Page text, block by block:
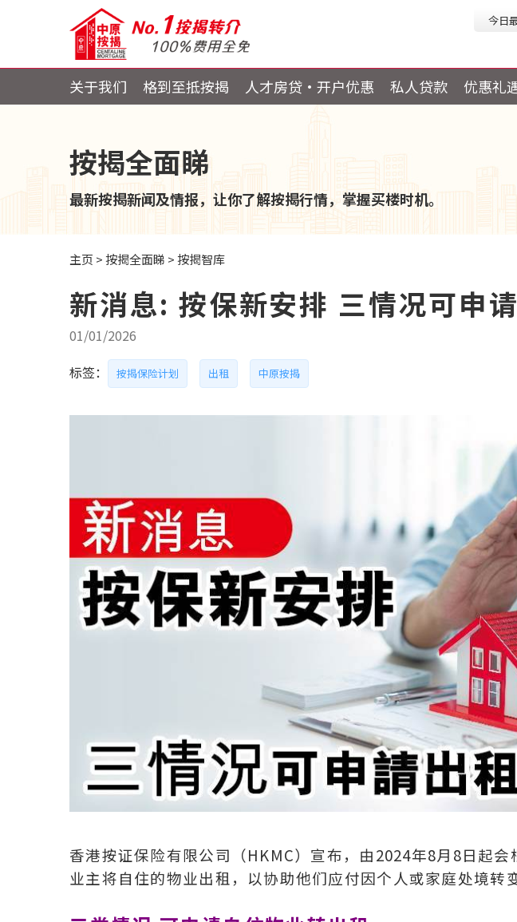
今日
关于我们 格到至抵按揭 人才房贷・开户优惠 私人贷款 优惠礼
按揭全面睇
最新按揭新闻及情报，让你了解按揭行情，掌握买楼时机。
主页 >按揭全面睇 >按揭智库
新消息: 按保新安排 三情况可申
01/01/2026
标签：
按揭保险计划 出租 中原按揭
香港按证保险有限公司（HKMC）宣布，由2024年8月8日起
业主将自住的物业出租，以协助他们应付因个人或家庭处境转